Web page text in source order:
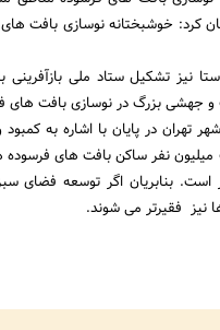
کرد: خوشبختانه نوسازی بافت
نیز تشکیل ستاد ملی
جهشی بزرگ در نوسازی بافت های
تهران در پایان با اشاره به
نفر ساکن بافت های فرسوده
بنابریان اگر توسعه فضای
نیز فقیرتر می شوند.